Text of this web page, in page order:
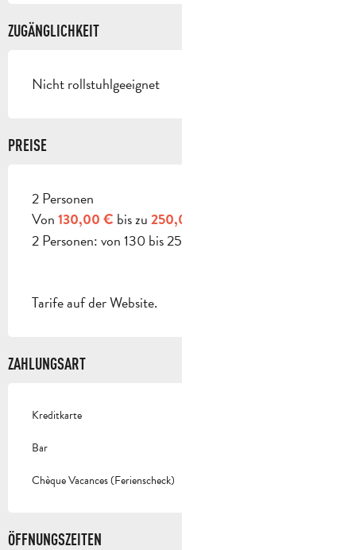
ZUGÄNGLICHKEIT
Nicht rollstuhlgeeignet
PREISE
PREISE 2026
2 Personen
Von 130,00 € bis zu 250,00 €
2 Personen: von 130 bis 250 €.
Tarife auf der Website.
ZAHLUNGSART
Kreditkarte
Bar
Chèque Vacances (Ferienscheck)
ÖFFNUNGSZEITEN